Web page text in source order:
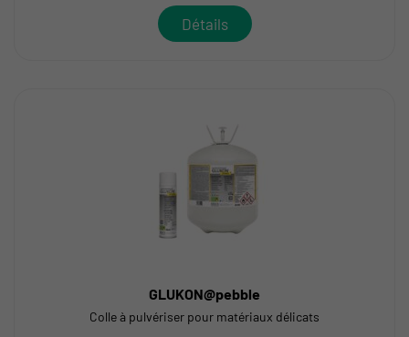
Détails
GLUKON@pebble
Colle à pulvériser pour matériaux délicats